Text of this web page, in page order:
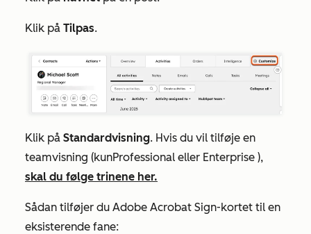
Klik på Tilpas.
Klik på Standardvisning. Hvis du vil tilføje en
teamvisning (kunProfessional eller Enterprise ),
skal du følge trinene her.
Sådan tilføjer du Adobe Acrobat Sign-kortet til en
eksisterende fane: